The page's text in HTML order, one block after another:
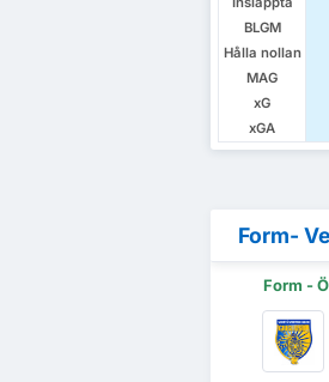
BLGM
Hålla nollan
MAG
xG
xGA
Form-
Form -